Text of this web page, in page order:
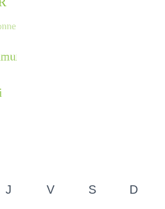
J V S D